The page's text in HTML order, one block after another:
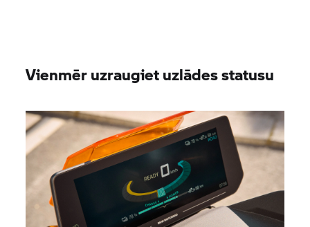
Vienmēr uzraugiet uzlādes statusu